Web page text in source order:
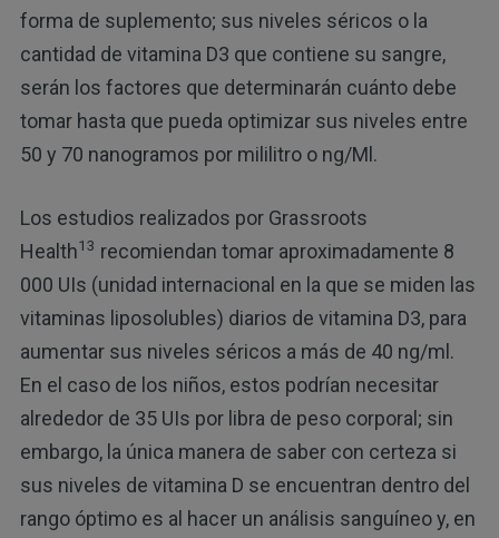
forma de suplemento; sus niveles séricos o la
cantidad de vitamina D3 que contiene su sangre,
serán los factores que determinarán cuánto debe
tomar hasta que pueda optimizar sus niveles entre
50 y 70 nanogramos por mililitro o ng/Ml.
Los estudios realizados por Grassroots
Health13 recomiendan tomar aproximadamente 8
000 UIs (unidad internacional en la que se miden las
vitaminas liposolubles) diarios de vitamina D3, para
aumentar sus niveles séricos a más de 40 ng/ml.
En el caso de los niños, estos podrían necesitar
alrededor de 35 UIs por libra de peso corporal; sin
embargo, la única manera de saber con certeza si
sus niveles de vitamina D se encuentran dentro del
rango óptimo es al hacer un análisis sanguíneo y, en